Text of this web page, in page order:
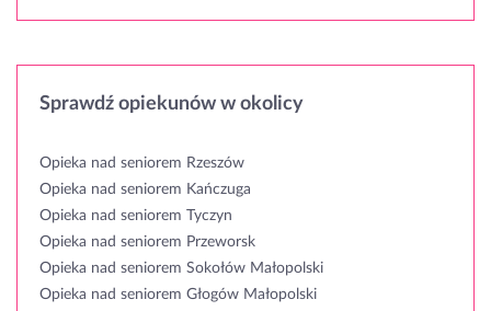
Sprawdź opiekunów w okolicy
Opieka nad seniorem Rzeszów
Opieka nad seniorem Kańczuga
Opieka nad seniorem Tyczyn
Opieka nad seniorem Przeworsk
Opieka nad seniorem Sokołów Małopolski
Opieka nad seniorem Głogów Małopolski